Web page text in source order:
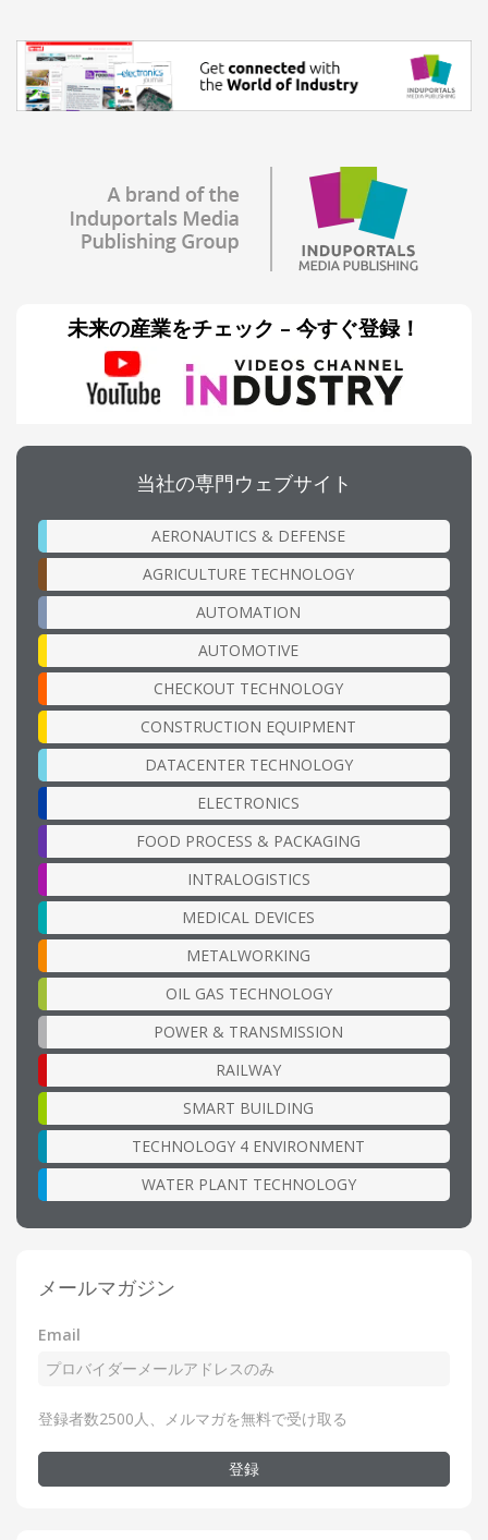
未来の産業をチェック – 今すぐ登録！
当社の専門ウェブサイト
AERONAUTICS & DEFENSE
AGRICULTURE TECHNOLOGY
AUTOMATION
AUTOMOTIVE
CHECKOUT TECHNOLOGY
CONSTRUCTION EQUIPMENT
DATACENTER TECHNOLOGY
ELECTRONICS
FOOD PROCESS & PACKAGING
INTRALOGISTICS
MEDICAL DEVICES
METALWORKING
OIL GAS TECHNOLOGY
POWER & TRANSMISSION
RAILWAY
SMART BUILDING
TECHNOLOGY 4 ENVIRONMENT
WATER PLANT TECHNOLOGY
メールマガジン
Email
登録者数2500人、メルマガを無料で受け取る
登録